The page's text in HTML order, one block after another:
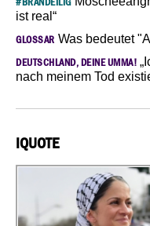
ist real“
GLOSSAR Was bedeutet
DEUTSCHLAND, DEINE UMMA!
nach meinem Tod
IQUOTE